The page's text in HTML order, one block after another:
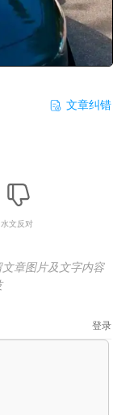
文章纠错
水文反对
章图片及文字内容
登录